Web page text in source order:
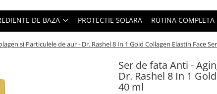
DE BAZA PROTECTIE SOLARA RUTINA COMPLETA
si Particulele de aur - Dr. Rashel 8 In 1 Gold Collagen Elastin Face
Ser de fata Anti -
Dr. Rashel 8 In 1
40 ml